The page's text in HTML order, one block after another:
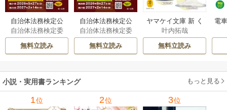
自治体法務検定公
式テキスト 政策
法務編 ２０２６
年度検定対応 1巻
自治体法務検定委
員会
無料立読み
自治体法務検定公
式テキスト 基本
法務編 ２０２６
年度検定対応 1巻
自治体法務検定委
員会
無料立読み
ヤマケイ文庫 新 く
らべてわかる野鳥3
00 1巻
叶内拓哉
無料立読み
電
小説・実用書ランキング もっと見る
1位 2位 3位